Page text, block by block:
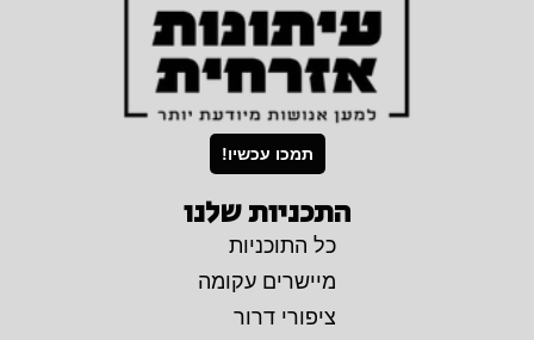
תמכו עכשיו!
התכניות שלנו
כל התוכניות
מיישרים עקומה
ציפורי דרור